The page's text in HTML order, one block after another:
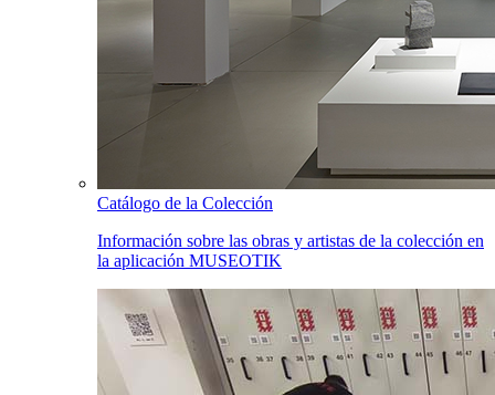
Catálogo de la Colección
Información sobre las obras y artistas de la colección en
la aplicación MUSEOTIK